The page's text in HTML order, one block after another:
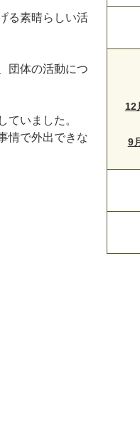
る素晴らしい活
団体の活動につ
いました。
情で外出できな
12
9